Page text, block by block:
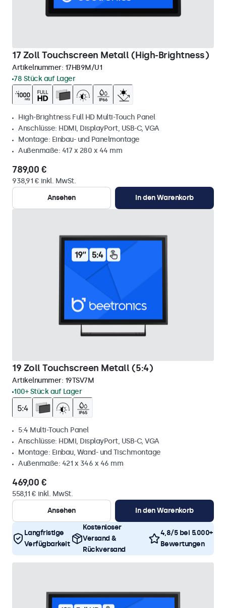
17 Zoll Touchscreen Metall (High-Brightness)
Artikelnummer: 17HB9M/U1
78 Stück auf Lager
High-Brightness Full HD Multi-Touch Panel
Anschlüsse: HDMI, DisplayPort, USB-C, VGA
Montage: Einbau- und Panelmontage
Außenmaße: 417 x 280 x 44 mm
789,00 €
938,91 € inkl. MwSt.
Ansehen
In den Warenkorb
19 Zoll Touchscreen Metall (5:4)
Artikelnummer: 19TSV7M
100+ Stück auf Lager
5:4 Multi-Touch Panel
Anschlüsse: HDMI, DisplayPort, USB-C, VGA
Montage: Einbau, Wand- und Tischmontage
Außenmaße: 421 x 346 x 46 mm
469,00 €
558,11 € inkl. MwSt.
Ansehen
In den Warenkorb
Langfristige
Verfügbarkeit
Kostenloser
Versand &
Rückversand
4,8/5 bei 5.000+
Bewertungen